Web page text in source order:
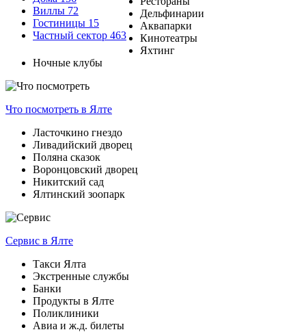
Виллы 72
Гостиницы 15
Частный сектор 463
Дельфинарии
Аквапарки
Кинотеатры
Яхтинг
Ночные клубы
Что посмотреть в Ялте
Ласточкино гнездо
Ливадийский дворец
Поляна сказок
Воронцовский дворец
Никитский сад
Ялтинский зоопарк
Сервис в Ялте
Такси Ялта
Экстренные службы
Банки
Продукты в Ялте
Поликлиники
Авиа и ж.д. билеты